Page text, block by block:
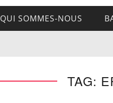
QUI SOMMES-NOUS
TAG: